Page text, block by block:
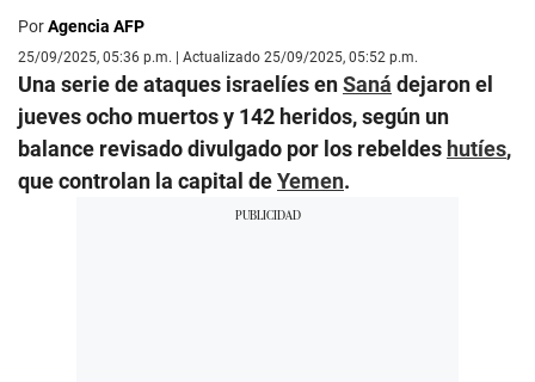
PorAgencia AFP
25/09/2025, 05:36 p.m. | Actualizado 25/09/2025, 05:52 p.m.
Una serie de ataques israelíes enSaná dejaron el
jueves ocho muertos y 142 heridos, según un
balance revisado divulgado por los rebeldes hutíes,
que controlan la capital deYemen.